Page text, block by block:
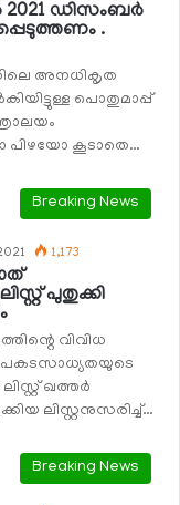
ഡിസംബര്‍
.
അനധികൃത
പൊതുമാപ്പ്
പിഴയോ കൂടാതെ…
Breaking News
1,173
പുതുക്കി
വിവിധ
ഖത്തര്‍
ലിസ്റ്റനുസരിച്ച്…
Breaking News